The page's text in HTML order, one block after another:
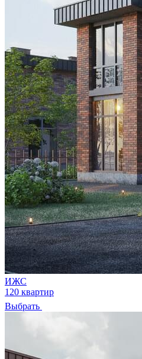
ИЖС
120 квартир
Выбрать